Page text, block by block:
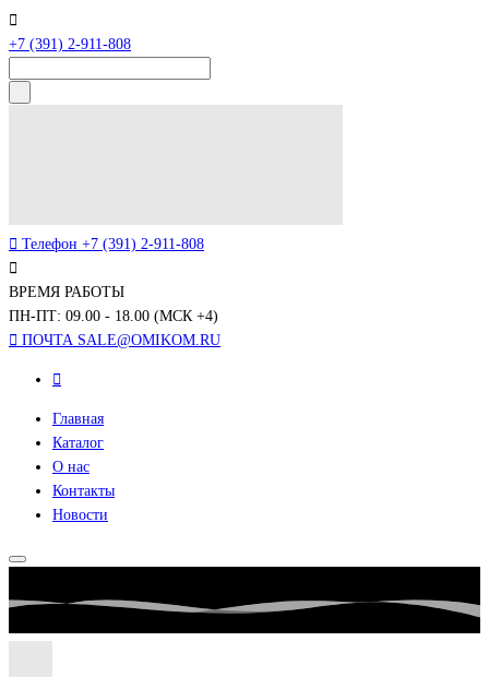
+7 (391) 2-911-808
Телефон +7 (391) 2-911-808
ВРЕМЯ РАБОТЫ
ПН-ПТ: 09.00 - 18.00 (МСК +4)
ПОЧТА SALE@OMIKOM.RU
Главная
Каталог
О нас
Контакты
Новости